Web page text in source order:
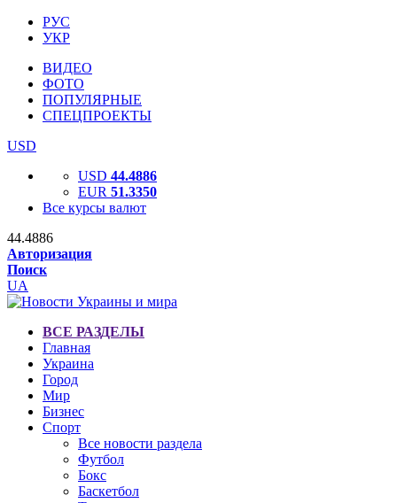
РУС
УКР
ВИДЕО
ФОТО
ПОПУЛЯРНЫЕ
СПЕЦПРОЕКТЫ
USD
USD 44.4886
EUR 51.3350
Все курсы валют
44.4886
Авторизация
Поиск
UA
ВСЕ РАЗДЕЛЫ
Главная
Украина
Город
Мир
Бизнес
Спорт
Все новости раздела
Футбол
Бокс
Баскетбол